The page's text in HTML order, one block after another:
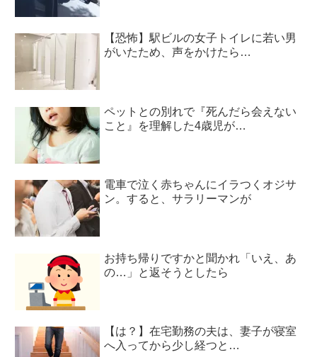
【恐怖】駅ビルの女子トイレに若い男
がいたため、声をかけたら…
ペットとの別れで『死んだら会えない
こと』を理解した4歳児が…
電車で泣く赤ちゃんにイラつくオジサ
ン。すると、サラリーマンが
お持ち帰りですかと聞かれ「いえ、あ
の…」と返そうとしたら
【は？】在宅勤務の夫は、妻子が寝室
へ入ってから少し経つと…